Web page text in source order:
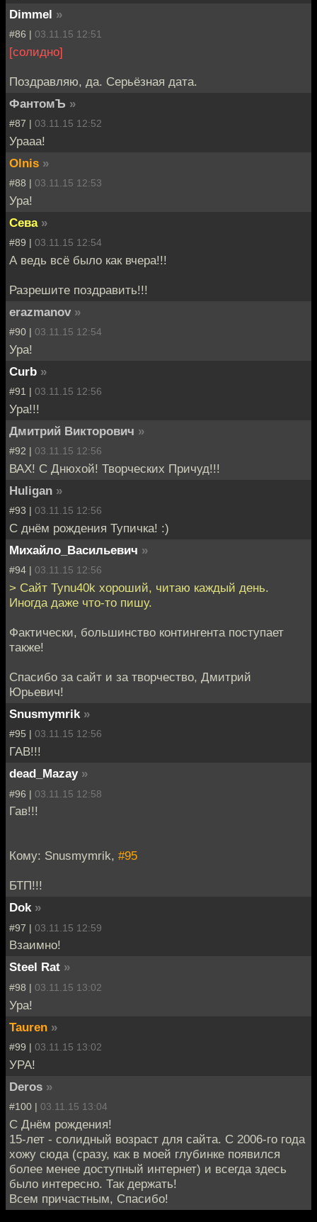
Dimmel »
#86 | 03.11.15 12:51
[солидно]
Поздравляю, да. Серьёзная дата.
ФантомЪ »
#87 | 03.11.15 12:52
Урааа!
Olnis »
#88 | 03.11.15 12:53
Ура!
Сева »
#89 | 03.11.15 12:54
А ведь всё было как вчера!!!
Разрешите поздравить!!!
erazmanov »
#90 | 03.11.15 12:54
Ура!
Curb »
#91 | 03.11.15 12:56
Ура!!!
Дмитрий Викторович »
#92 | 03.11.15 12:56
ВАХ! С Днюхой! Творческих Причуд!!!
Huligan »
#93 | 03.11.15 12:56
С днём рождения Тупичка! :)
Михайло_Васильевич »
#94 | 03.11.15 12:56
> Сайт Tynu40k хороший, читаю каждый день.
Иногда даже что-то пишу.
Фактически, большинство контингента поступает
также!
Спасибо за сайт и за творчество, Дмитрий
Юрьевич!
Snusmymrik »
#95 | 03.11.15 12:56
ГАВ!!!
dead_Mazay »
#96 | 03.11.15 12:58
Гав!!!
Кому: Snusmymrik, #95
БТП!!!
Dok »
#97 | 03.11.15 12:59
Взаимно!
Steel Rat »
#98 | 03.11.15 13:02
Ура!
Tauren »
#99 | 03.11.15 13:02
УРА!
Deros »
#100 | 03.11.15 13:04
С Днём рождения!
15-лет - солидный возраст для сайта. С 2006-го года
хожу сюда (сразу, как в моей глубинке появился
более менее доступный интернет) и всегда здесь
было интересно. Так держать!
Всем причастным, Спасибо!